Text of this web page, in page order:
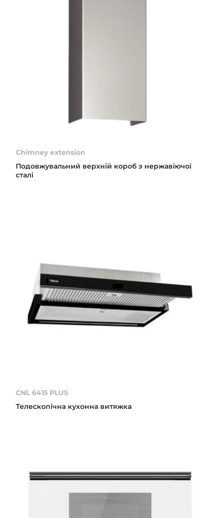
Chimney extension
Подовжувальний верхній короб з нержавіючої
сталі
CNL 6415 PLUS
Телескопічна кухонна витяжка